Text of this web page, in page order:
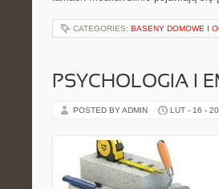
CATEGORIES: BASENY DOMOWE I
PSYCHOLOGIA I
POSTED BY ADMIN LUT - 16 -